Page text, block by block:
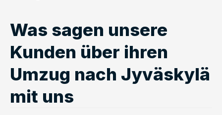
Was sagen unsere
Kunden über ihren
Umzug nach Jyväskylä
mit uns